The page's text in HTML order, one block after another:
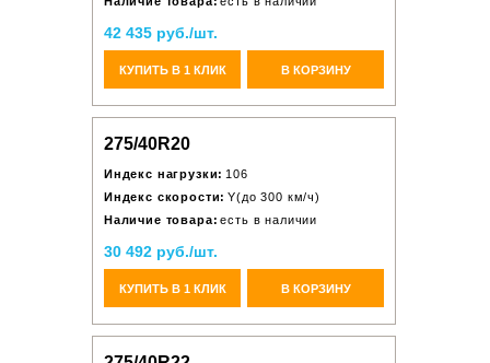
42 435 руб./шт.
КУПИТЬ В 1 КЛИК В КОРЗИНУ
275/40R20
Индекс нагрузки: 106
Индекс скорости: Y(до 300 км/ч)
Наличие товара: есть в наличии
30 492 руб./шт.
КУПИТЬ В 1 КЛИК В КОРЗИНУ